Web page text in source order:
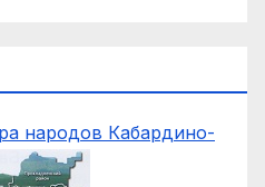
народов Кабардино-